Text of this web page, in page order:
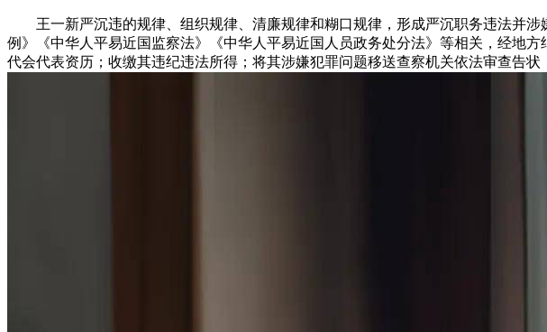
王一新严沉违的规律、组织规律、清廉规律和糊口规律，形成严沉职务违法并涉
例》《中华人平易近国监察法》《中华人平易近国人员政务处分法》等相关，经地
代会代表资历；收缴其违纪违法所得；将其涉嫌犯罪问题移送查察机关依法审查告状